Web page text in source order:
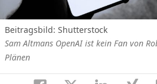
Beitragsbild: Shutterstock
Sam Altmans OpenAI ist kein Fan von
Plänen